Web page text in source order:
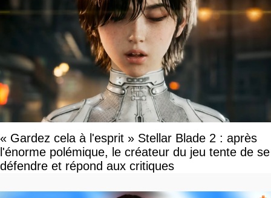
« Gardez cela à l'esprit » Stellar Blade 2 : après
l'énorme polémique, le créateur du jeu tente de se
défendre et répond aux critiques